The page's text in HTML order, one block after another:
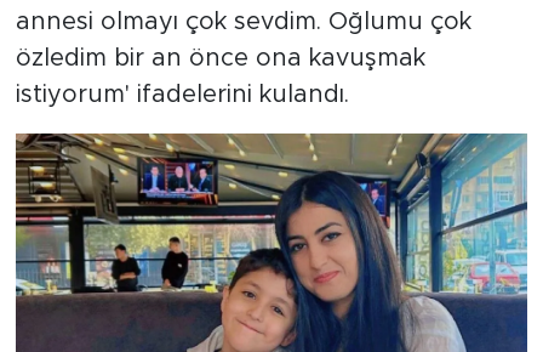
annesi olmayı çok sevdim. Oğlumu çok
özledim bir an önce ona kavuşmak
istiyorum' ifadelerini kulandı.